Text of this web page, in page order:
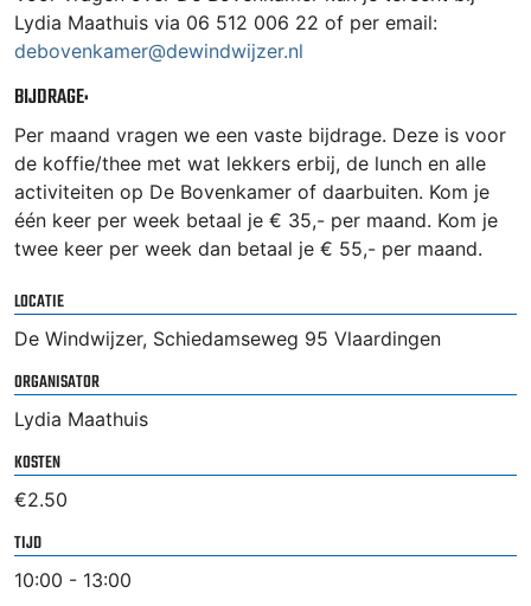
Lydia Maathuis via 06 512 006 22 of per email:
debovenkamer@dewindwijzer.nl
BIJDRAGE:
Per maand vragen we een vaste bijdrage. Deze is voor
de koffie/thee met wat lekkers erbij, de lunch en alle
activiteiten op De Bovenkamer of daarbuiten. Kom je
één keer per week betaal je € 35,- per maand. Kom je
twee keer per week dan betaal je € 55,- per maand.
LOCATIE
De Windwijzer, Schiedamseweg 95 Vlaardingen
ORGANISATOR
Lydia Maathuis
KOSTEN
€2.50
TIJD
10:00 - 13:00